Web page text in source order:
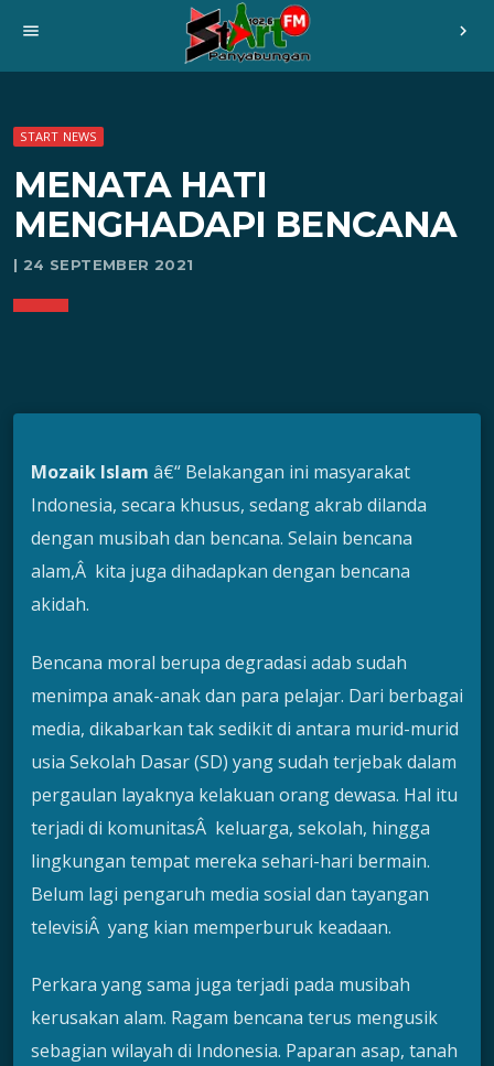
menu chevron_right
START NEWS
MENATA HATI
MENGHADAPI BENCANA
| 24 SEPTEMBER 2021
Mozaik Islam â€“ Belakangan ini masyarakat
Indonesia, secara khusus, sedang akrab dilanda
dengan musibah dan bencana. Selain bencana
alam,Â kita juga dihadapkan dengan bencana
akidah.
Bencana moral berupa degradasi adab sudah
menimpa anak-anak dan para pelajar. Dari berbagai
media, dikabarkan tak sedikit di antara murid-murid
usia Sekolah Dasar (SD) yang sudah terjebak dalam
pergaulan layaknya kelakuan orang dewasa. Hal itu
terjadi di komunitasÂ keluarga, sekolah, hingga
lingkungan tempat mereka sehari-hari bermain.
Belum lagi pengaruh media sosial dan tayangan
televisiÂ yang kian memperburuk keadaan.
Perkara yang sama juga terjadi pada musibah
kerusakan alam. Ragam bencana terus mengusik
sebagian wilayah di Indonesia. Paparan asap, tanah